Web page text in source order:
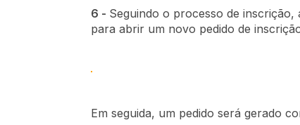
6 - Seguindo o processo de
para abrir um novo pedido de
Em seguida, um pedido será gerado